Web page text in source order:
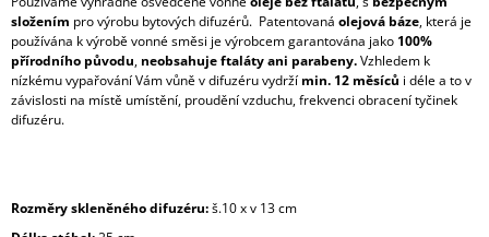
složením pro výrobu bytových difuzérů. Patentovaná olejová báze, která je
používána k výrobě vonné směsi je výrobcem garantována jako 100%
přírodního původu, neobsahuje ftaláty ani parabeny.Vzhledem k
nízkému vypařování Vám vůně v difuzéru vydrží min. 12 měsíců i déle a to v
závislosti na místě umístění, proudění vzduchu, frekvenci obracení tyčinek
difuzéru.
Rozměry skleněného difuzéru:š.10 x v 13 cm